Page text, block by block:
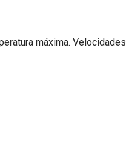
máxima. Velocidades